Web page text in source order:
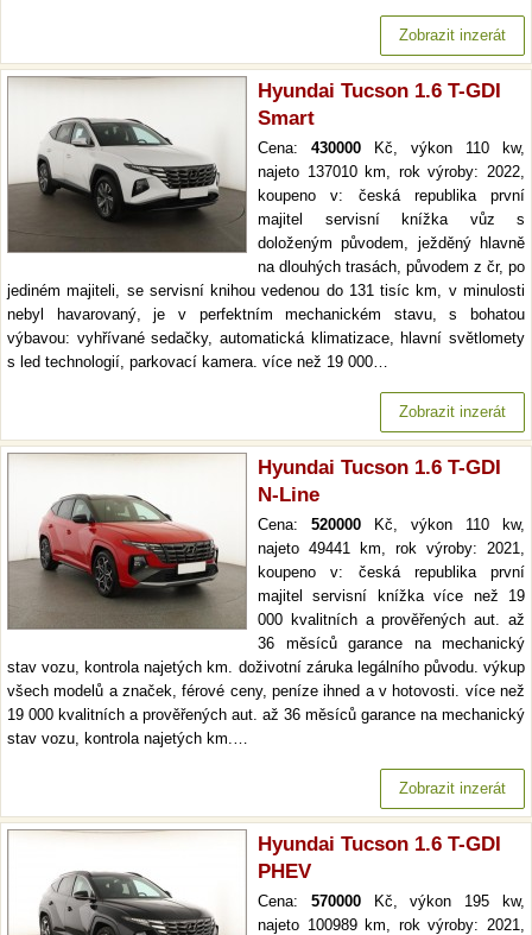
Zobrazit inzerát
Hyundai Tucson 1.6 T-GDI
Smart
Cena: 430000 Kč, výkon 110 kw,
najeto 137010 km, rok výroby: 2022,
koupeno v: česká republika první
majitel servisní knížka vůz s
doloženým původem, ježděný hlavně
na dlouhých trasách, původem z čr, po
jediném majiteli, se servisní knihou vedenou do 131 tisíc km, v minulosti
nebyl havarovaný, je v perfektním mechanickém stavu, s bohatou
výbavou: vyhřívané sedačky, automatická klimatizace, hlavní světlomety
s led technologií, parkovací kamera. více než 19 000…
Zobrazit inzerát
Hyundai Tucson 1.6 T-GDI
N-Line
Cena: 520000 Kč, výkon 110 kw,
najeto 49441 km, rok výroby: 2021,
koupeno v: česká republika první
majitel servisní knížka více než 19
000 kvalitních a prověřených aut. až
36 měsíců garance na mechanický
stav vozu, kontrola najetých km. doživotní záruka legálního původu. výkup
všech modelů a značek, férové ceny, peníze ihned a v hotovosti. více než
19 000 kvalitních a prověřených aut. až 36 měsíců garance na mechanický
stav vozu, kontrola najetých km.…
Zobrazit inzerát
Hyundai Tucson 1.6 T-GDI
PHEV
Cena: 570000Kč, výkon 195 kw,
najeto 100989 km, rok výroby: 2021,